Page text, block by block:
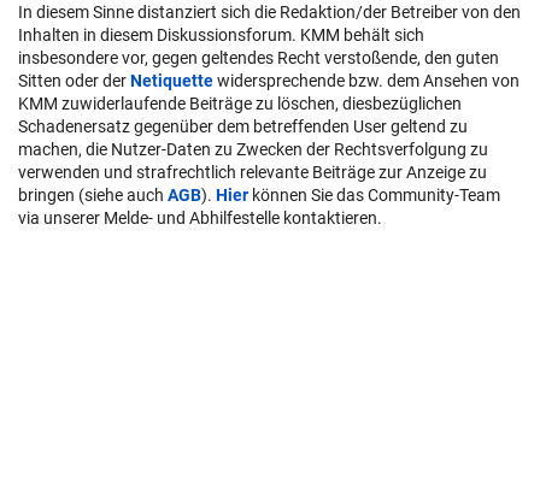
In diesem Sinne distanziert sich die Redaktion/der Betreiber von den
Inhalten in diesem Diskussionsforum. KMM behält sich
insbesondere vor, gegen geltendes Recht verstoßende, den guten
Sitten oder derNetiquettewidersprechende bzw. dem Ansehen von
KMM zuwiderlaufende Beiträge zu löschen, diesbezüglichen
Schadenersatz gegenüber dem betreffenden User geltend zu
machen, die Nutzer-Daten zu Zwecken der Rechtsverfolgung zu
verwenden und strafrechtlich relevante Beiträge zur Anzeige zu
bringen (siehe auch AGB). Hier können Sie das Community-Team
via unserer Melde- und Abhilfestelle kontaktieren.